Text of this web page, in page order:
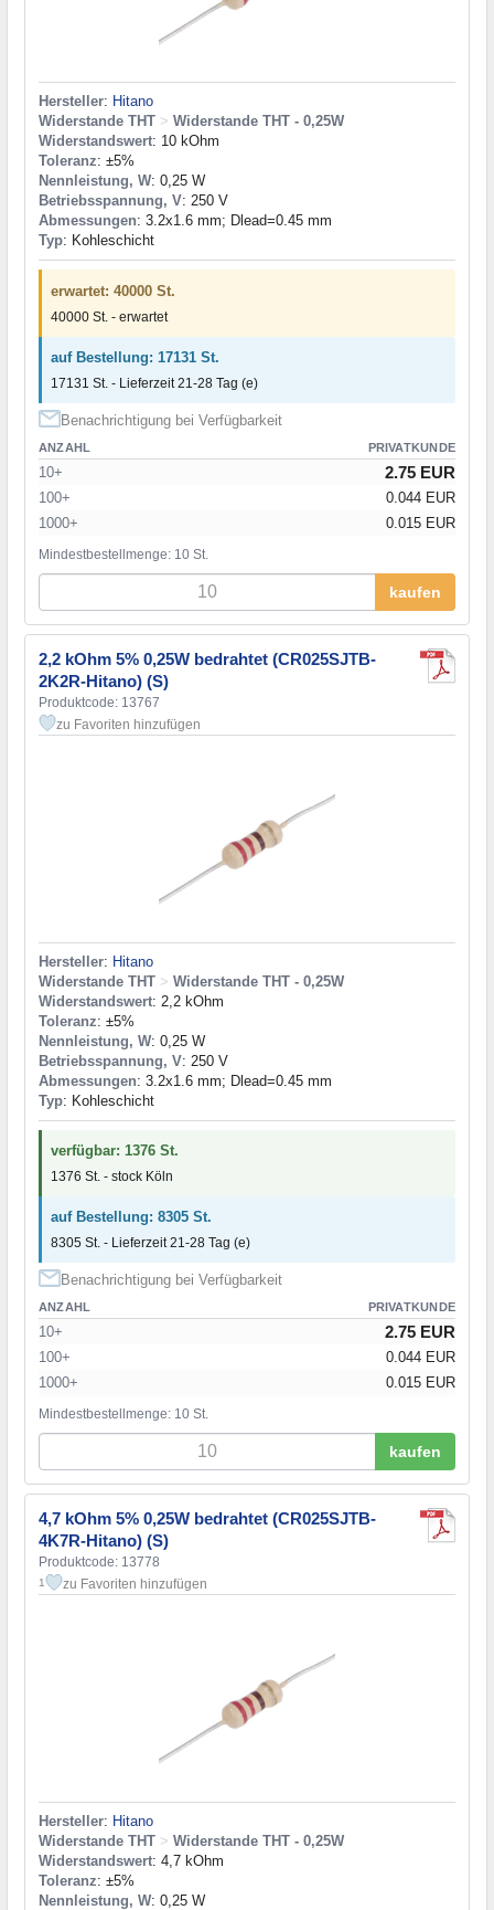
Hersteller: Hitano
Widerstande THT > Widerstande THT - 0,25W
Widerstandswert: 10 kOhm
Toleranz: ±5%
Nennleistung, W: 0,25 W
Betriebsspannung, V: 250 V
Abmessungen: 3.2x1.6 mm; Dlead=0.45 mm
Typ: Kohleschicht
erwartet: 40000 St.
40000 St. - erwartet
auf Bestellung: 17131 St.
17131 St. - Lieferzeit 21-28 Tag (e)
Benachrichtigung bei Verfügbarkeit
ANZAHL PRIVATKUNDE
10+ 2.75 EUR
100+
0.044 EUR
1000+
0.015 EUR
Mindestbestellmenge: 10 St.
kaufen
2,2 kOhm 5% 0,25W bedrahtet (CR025SJTB-
2K2R-Hitano) (S)
Produktcode: 13767
zu Favoriten hinzufügen
Hersteller: Hitano
Widerstande THT > Widerstande THT - 0,25W
Widerstandswert: 2,2 kOhm
Toleranz: ±5%
Nennleistung, W: 0,25 W
Betriebsspannung, V: 250 V
Abmessungen: 3.2x1.6 mm; Dlead=0.45 mm
Typ: Kohleschicht
verfügbar: 1376 St.
1376 St. - stock Köln
auf Bestellung: 8305 St.
8305 St. - Lieferzeit 21-28 Tag (e)
Benachrichtigung bei Verfügbarkeit
ANZAHL PRIVATKUNDE
10+ 2.75 EUR
100+
0.044 EUR
1000+
0.015 EUR
Mindestbestellmenge: 10 St.
kaufen
4,7 kOhm 5% 0,25W bedrahtet (CR025SJTB-
4K7R-Hitano) (S)
Produktcode: 13778
1 zu Favoriten hinzufügen
Hersteller: Hitano
Widerstande THT > Widerstande THT - 0,25W
Widerstandswert: 4,7 kOhm
Toleranz: ±5%
Nennleistung, W: 0,25 W